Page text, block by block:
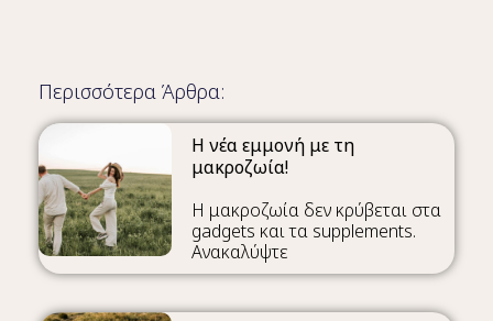
Περισσότερα Άρθρα:
Η νέα εμμονή με τη
μακροζωία!
Η μακροζωία δεν κρύβεται στα
gadgets και τα supplements.
Ανακαλύψτε